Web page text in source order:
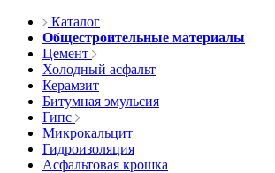
Каталог
Общестроительные материалы
Цемент
Холодный асфальт
Керамзит
Битумная эмульсия
Гипс
Микрокальцит
Гидроизоляция
Асфальтовая крошка